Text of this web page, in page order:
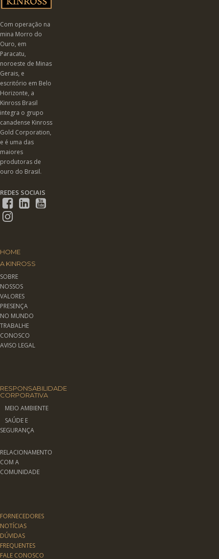
Com operação na
mina Morro do
Ouro, em
Paracatu,
noroeste de Minas
Gerais, e
escritório em Belo
Horizonte, a
Kinross Brasil
integra o grupo
canadense Kinross
Gold Corporation,
e é uma das
maiores
produtoras de
ouro do Brasil.
REDES SOCIAIS
HOME
A KINROSS
SOBRE
NOSSOS
VALORES
PRESENÇA
NO MUNDO
TRABALHE
CONOSCO
AVISO LEGAL
RESPONSABILIDADE
CORPORATIVA
MEIO AMBIENTE
SAÚDE E
SEGURANÇA
RELACIONAMENTO
COM A
COMUNIDADE
FORNECEDORES
NOTÍCIAS
DÚVIDAS
FREQUENTES
FALE CONOSCO